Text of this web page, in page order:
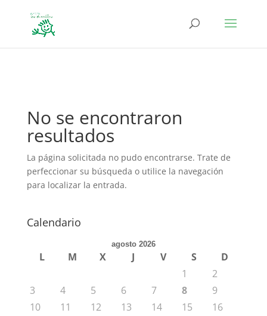
No se encontraron
resultados
La página solicitada no pudo encontrarse. Trate de
perfeccionar su búsqueda o utilice la navegación
para localizar la entrada.
Calendario
agosto 2026
L M X J V S
D
1
2
3
4 5 6 7 8
9
10
11 12 13 14 15
16